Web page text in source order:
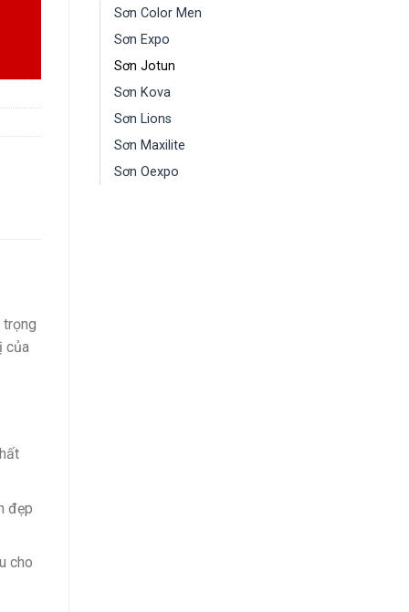
Sơn Color Men
Sơn Expo
Sơn Jotun
Sơn Kova
Sơn Lions
Sơn Maxilite
Sơn Oexpo
trọng
của
đẹp
cho